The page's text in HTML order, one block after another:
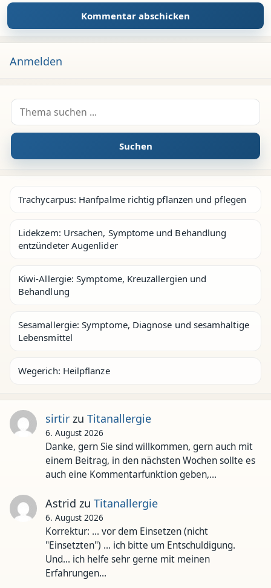
Anmelden
Suche nach:
Suchen
Trachycarpus: Hanfpalme richtig pflanzen und pflegen
Lidekzem: Ursachen, Symptome und Behandlung
entzündeter Augenlider
Kiwi-Allergie: Symptome, Kreuzallergien und
Behandlung
Sesamallergie: Symptome, Diagnose und sesamhaltige
Lebensmittel
Wegerich: Heilpflanze
sirtirzu Titanallergie
6. August 2026
Danke, gern Sie sind willkommen, gern auch mit
einem Beitrag, in den nächsten Wochen sollte es
auch eine Kommentarfunktion geben,…
Astrid zu Titanallergie
6. August 2026
Korrektur: ... vor dem Einsetzen (nicht
"Einsetzten") ... ich bitte um Entschuldigung.
Und... ich helfe sehr gerne mit meinen
Erfahrungen…